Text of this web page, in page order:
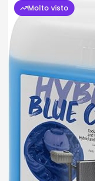
Molto visto